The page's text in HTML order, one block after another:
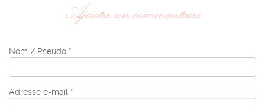
Ajouter un commentaire
Nom / Pseudo *
Adresse e-mail *